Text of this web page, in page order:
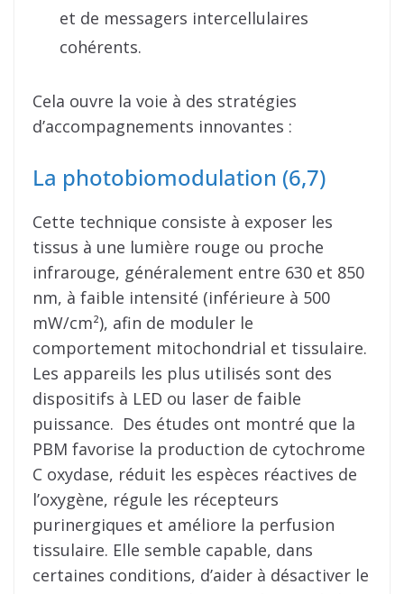
et de messagers intercellulaires
cohérents.
Cela ouvre la voie à des stratégies
d’accompagnements innovantes :
La photobiomodulation (6,7)
Cette technique consiste à exposer les
tissus à une lumière rouge ou proche
infrarouge, généralement entre 630 et 850
nm, à faible intensité (inférieure à 500
mW/cm²), afin de moduler le
comportement mitochondrial et tissulaire.
Les appareils les plus utilisés sont des
dispositifs à LED ou laser de faible
puissance. Des études ont montré que la
PBM favorise la production de cytochrome
C oxydase, réduit les espèces réactives de
l’oxygène, régule les récepteurs
purinergiques et améliore la perfusion
tissulaire. Elle semble capable, dans
certaines conditions, d’aider à désactiver le